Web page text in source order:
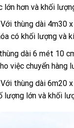
hơn và khối
thùng dài 4m30
có khối lượng và
dài 6 mét 10
việc chuyển hàng
thùng dài 6m20
lượng lớn và khối